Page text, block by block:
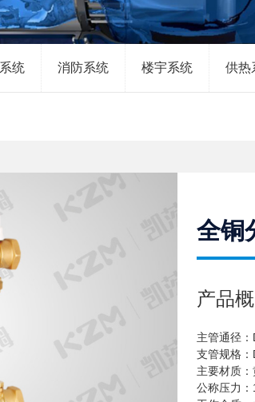
统 消防系统 楼宇系统 供热
全铜
产品
主管通径
支管规格
主要材质
公称压力